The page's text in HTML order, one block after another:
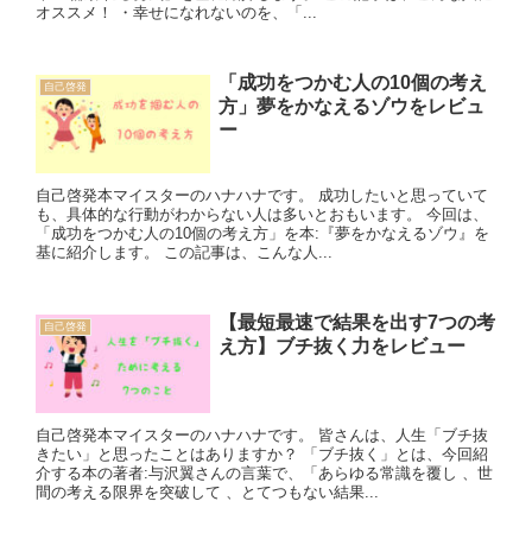
オススメ！ ・幸せになれないのを、「...
自己啓発
「成功をつかむ人の10個の考え
方」夢をかなえるゾウをレビュ
ー
自己啓発本マイスターのハナハナです。 成功したいと思っていて
も、具体的な行動がわからない人は多いとおもいます。 今回は、
「成功をつかむ人の10個の考え方」を本:『夢をかなえるゾウ』を
基に紹介します。 この記事は、こんな人...
自己啓発
【最短最速で結果を出す7つの考
え方】ブチ抜く力をレビュー
自己啓発本マイスターのハナハナです。 皆さんは、人生「ブチ抜
きたい」と思ったことはありますか？ 「ブチ抜く」とは、今回紹
介する本の著者:与沢翼さんの言葉で、「あらゆる常識を覆し 、世
間の考える限界を突破して 、とてつもない結果...